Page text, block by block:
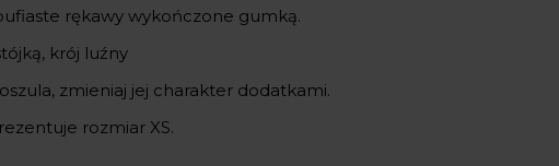
rękawy wykończone gumką.
krój luźny
zmieniaj jej charakter dodatkami.
rozmiar XS.